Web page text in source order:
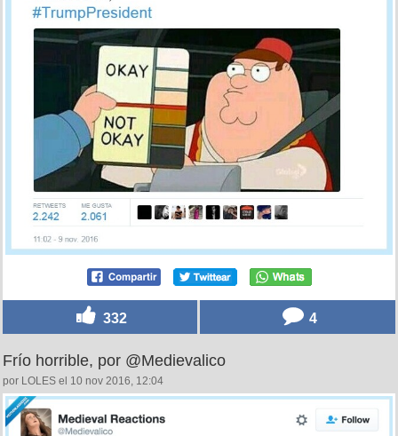
332 4
Frío horrible, por @Medievalico
por LOLES el 10 nov 2016, 12:04